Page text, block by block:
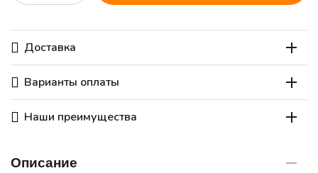
Доставка
Варианты оплаты
Наши преимущества
Описание